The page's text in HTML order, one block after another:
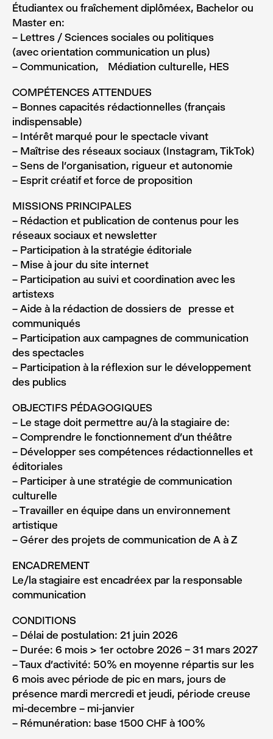
Étudiantex ou fraîchement diplôméex, Bachelor ou
Master en:
– Lettres / Sciences sociales ou politiques
(avec orientation communication un plus)
– Communication, Médiation culturelle, HES
COMPÉTENCES ATTENDUES
– Bonnes capacités rédactionnelles (français
indispensable)
– Intérêt marqué pour le spectacle vivant
– Maîtrise des réseaux sociaux (Instagram, TikTok)
– Sens de l’organisation, rigueur et autonomie
– Esprit créatif et force de proposition
MISSIONS PRINCIPALES
– Rédaction et publication de contenus pour les
réseaux sociaux et newsletter
– Participation à la stratégie éditoriale
– Mise à jour du site internet
– Participation au suivi et coordination avec les
artistexs
– Aide à la rédaction de dossiers de presse et
communiqués
– Participation aux campagnes de communication
des spectacles
– Participation à la réflexion sur le développement
des publics
OBJECTIFS PÉDAGOGIQUES
– Le stage doit permettre au/à la stagiaire de:
– Comprendre le fonctionnement d’un théâtre
– Développer ses compétences rédactionnelles et
éditoriales
– Participer à une stratégie de communication
culturelle
– Travailler en équipe dans un environnement
artistique
– Gérer des projets de communication de A à Z
ENCADREMENT
Le/la stagiaire est encadréex par la responsable
communication
CONDITIONS
– Délai de postulation: 21 juin 2026
– Durée: 6 mois > 1er octobre 2026 – 31 mars 2027
– Taux d’activité: 50% en moyenne répartis sur les
6 mois avec période de pic en mars, jours de
présence mardi mercredi et jeudi, période creuse
mi-decembre – mi-janvier
– Rémunération: base 1500 CHF à 100%